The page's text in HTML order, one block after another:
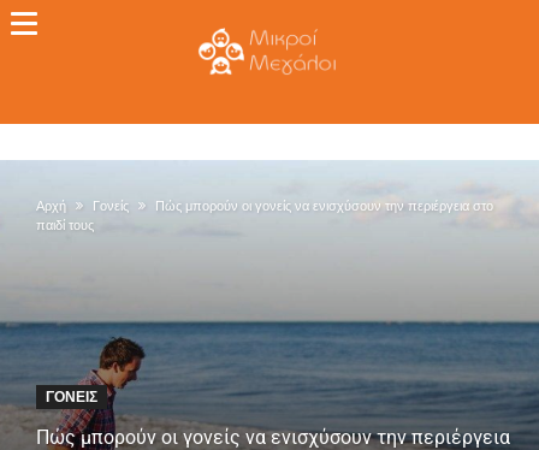
Αρχή Γονείς
Πώς μπορούν οι γονείς να ενισχύσουν την περιέργεια στο
παιδί τους
ΓΟΝΕΊΣ
Πώς μπορούν οι γονείς να ενισχύσουν την περιέργεια